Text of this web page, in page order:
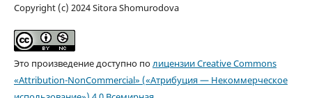
Copyright (c) 2024 Sitora Shomurodova
Это произведение доступно полицензии Creative Commons
«Attribution-NonCommercial» («Атрибуция — Некоммерческое